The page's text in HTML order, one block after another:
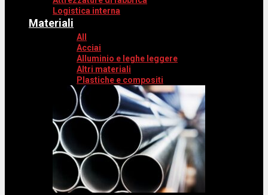
Logistica interna
Materiali
All
Acciai
Alluminio e leghe leggere
Altri materiali
Plastiche e compositi